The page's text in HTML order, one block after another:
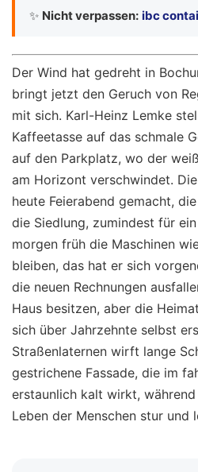
✨ Nicht verpassen: ibc
Der Wind hat gedreht in
bringt jetzt den Geruch von
mit sich. Karl-Heinz Lemke
Kaffeetasse auf das schmale
auf den Parkplatz, wo der
am Horizont verschwindet.
heute Feierabend gemacht,
die Siedlung, zumindest für
morgen früh die Maschinen
bleiben, das hat er sich
die neuen Rechnungen
Haus besitzen, aber die
sich über Jahrzehnte selbst
Straßenlaternen wirft lange
gestrichene Fassade, die im
erstaunlich kalt wirkt,
Leben der Menschen stur und